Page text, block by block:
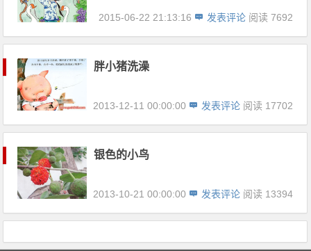
2015-06-22 21:13:16 发表评论 阅读 7692
胖小猪洗澡
2013-12-11 00:00:00 发表评论 阅读 17702
银色的小鸟
2013-10-21 00:00:00 发表评论 阅读 13394